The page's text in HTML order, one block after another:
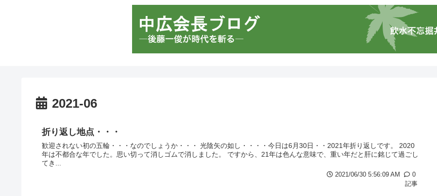
2021-06
折り返し地点・・・
歓迎されない初の五輪・・・なのでしょうか・・・ 光陰矢の如し・・・・今日は6月30日・・2021年折り返しです。 2020
年は不都合な年でした。思い切って消しゴムで消しました。 ですから、21年は色んな意味で、重い年だと肝に銘じて過ごし
てき...
2021/06/30 5:56:09 AM
0
記事